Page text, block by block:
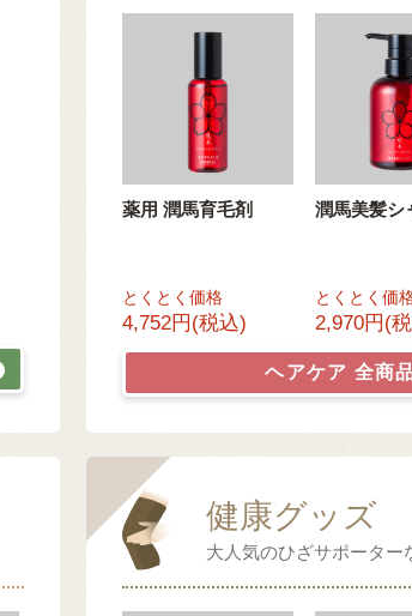
薬用 潤馬育毛剤
とくとく価格
4,752円(税込)
潤馬美髪シ
とくとく価
2,970円(
ヘアケア 全商
健康グッズ
大人気のひざサポーター